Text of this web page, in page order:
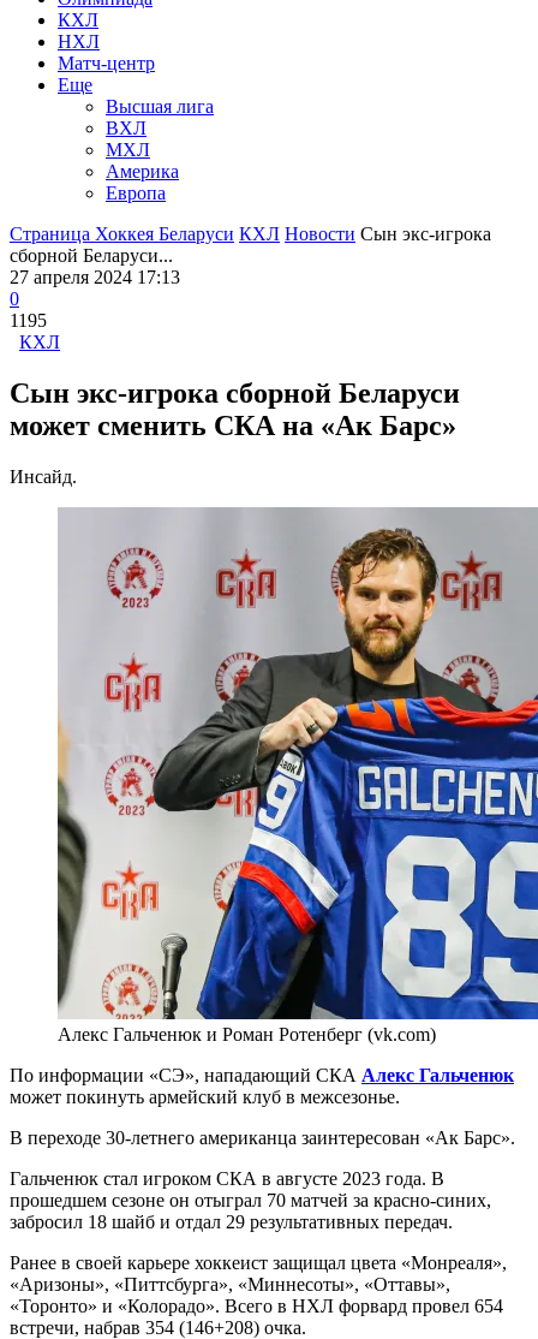
КХЛ
НХЛ
Матч-центр
Еще
Высшая лига
ВХЛ
МХЛ
Америка
Европа
Страница Хоккея Беларуси КХЛ Новости Сын экс-игрока
сборной Беларуси...
27 апреля 2024 17:13
0
1195
КХЛ
Сын экс-игрока сборной Беларуси
может сменить СКА на «Ак Барс»
Инсайд.
Алекс Гальченюк и Роман Ротенберг (vk.сom)
По информации «СЭ», нападающий СКА Алекс Гальченюк
может покинуть армейский клуб в межсезонье.
В переходе 30-летнего американца заинтересован «Ак Барс».
Гальченюк стал игроком СКА в августе 2023 года. В
прошедшем сезоне он отыграл 70 матчей за красно-синих,
забросил 18 шайб и отдал 29 результативных передач.
Ранее в своей карьере хоккеист защищал цвета «Монреаля»,
«Аризоны», «Питтсбурга», «Миннесоты», «Оттавы»,
«Торонто» и «Колорадо». Всего в НХЛ форвард провел 654
встречи, набрав 354 (146+208) очка.